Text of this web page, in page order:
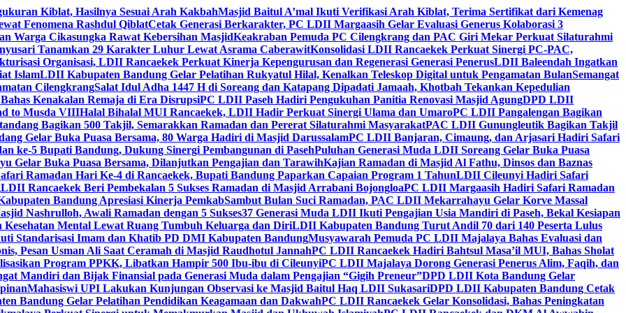
Kiblat, Hasilnya Sesuai Arah KakbahMasjid Baitul A’mal Ikuti Verifikasi Arah Kiblat, Terima Sertifikat dari Kemenag
Fenomena Rashdul QiblatCetak Generasi Berkarakter, PC LDII Margaasih Gelar Evaluasi Generus Kolaborasi 3
Warga Cikasungka Rawat Kebersihan MasjidKeakraban Pemuda PC Cilengkrang dan PAC Giri Mekar Perkuat Silaturahmi
Tanamkan 29 Karakter Luhur Lewat Asrama CaberawitKonsolidasi LDII Rancaekek Perkuat Sinergi PC-PAC,
Organisasi, LDII Rancaekek Perkuat Kinerja Kepengurusan dan Regenerasi Generasi PenerusLDII Baleendah Ingatkan
IslamLDII Kabupaten Bandung Gelar Pelatihan Rukyatul Hilal, Kenalkan Teleskop Digital untuk Pengamatan BulanSemangat
CilengkrangSalat Idul Adha 1447 H di Soreang dan Katapang Dipadati Jamaah, Khotbah Tekankan Kepedulian
Kenakalan Remaja di Era DisrupsiPC LDII Paseh Hadiri Pengukuhan Panitia Renovasi Masjid AgungDPD LDII
to Musda VIIIHalal Bihalal MUI Rancaekek, LDII Hadir Perkuat Sinergi Ulama dan UmaroPC LDII Pangalengan Bagikan
Bagikan 500 Takjil, Semarakkan Ramadan dan Pererat Silaturahmi MasyarakatPAC LDII Gunungleutik Bagikan Takjil
Gelar Buka Puasa Bersama, 80 Warga Hadiri di Masjid DarussalamPC LDII Banjaran, Cimaung, dan Arjasari Hadiri Safari
ke-5 Bupati Bandung, Dukung Sinergi Pembangunan di PasehPuluhan Generasi Muda LDII Soreang Gelar Buka Puasa
Gelar Buka Puasa Bersama, Dilanjutkan Pengajian dan TarawihKajian Ramadan di Masjid Al Fathu, Dinsos dan Baznas
Ramadan Hari Ke-4 di Rancaekek, Bupati Bandung Paparkan Capaian Program 1 TahunLDII Cileunyi Hadiri Safari
LDII Rancaekek Beri Pembekalan 5 Sukses Ramadan di Masjid Arrabani BojongloaPC LDII Margaasih Hadiri Safari Ramadan
Bandung Apresiasi Kinerja PemkabSambut Bulan Suci Ramadan, PAC LDII Mekarrahayu Gelar Korve Massal
Nashrulloh, Awali Ramadan dengan 5 Sukses37 Generasi Muda LDII Ikuti Pengajian Usia Mandiri di Paseh, Bekal Kesiapan
Mental Lewat Ruang Tumbuh Keluarga dan DiriLDII Kabupaten Bandung Turut Andil 70 dari 140 Peserta Lulus
Standarisasi Imam dan Khatib PD DMI Kabupaten BandungMusyawarah Pemuda PC LDII Majalaya Bahas Evaluasi dan
Pesan Usman Ali Saat Ceramah di Masjid Raudhotul JannahPC LDII Rancaekek Hadiri Bahtsul Masa’il MUI, Bahas Sholat
Program PPKK, Libatkan Hampir 500 Ibu-ibu di CileunyiPC LDII Majalaya Dorong Generasi Penerus Alim, Faqih, dan
Mandiri dan Bijak Finansial pada Generasi Muda dalam Pengajian “Gigih Preneur”DPD LDII Kota Bandung Gelar
Mahasiswi UPI Lakukan Kunjungan Observasi ke Masjid Baitul Haq LDII SukasariDPD LDII Kabupaten Bandung Cetak
Bandung Gelar Pelatihan Pendidikan Keagamaan dan DakwahPC LDII Rancaekek Gelar Konsolidasi, Bahas Peningkatan